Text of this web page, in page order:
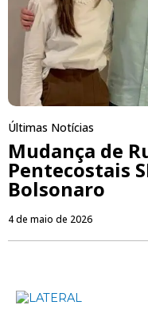
Últimas Notícias
Mudança de
Pentecostais
Bolsonaro
4 de maio de 2026